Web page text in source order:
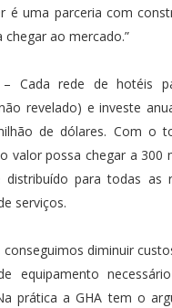
é uma parceria com
chegar ao mercado.”
– Cada rede de hotéis
revelado) e investe
de dólares. Com o
valor possa chegar a 300
para todas as
serviços.
conseguimos diminuir
equipamento
prática a GHA tem o